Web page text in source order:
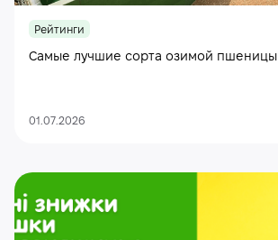
Рейтинги
Самые лучшие сорта озимой пшеницы
01.07.2026